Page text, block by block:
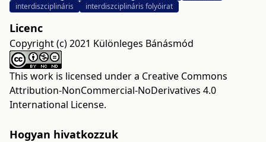
interdiszciplináris
interdiszciplináris folyóirat
Licenc
Copyright (c) 2021 Különleges Bánásmód
This work is licensed under a Creative Commons
Attribution-NonCommercial-NoDerivatives 4.0
International License.
Hogyan hivatkozzuk